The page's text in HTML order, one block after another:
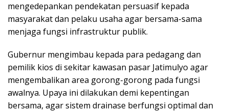
mengedepankan pendekatan persuasif kepada
masyarakat dan pelaku usaha agar bersama-sama
menjaga fungsi infrastruktur publik.
Gubernur mengimbau kepada para pedagang dan
pemilik kios di sekitar kawasan pasar Jatimulyo agar
mengembalikan area gorong-gorong pada fungsi
awalnya. Upaya ini dilakukan demi kepentingan
bersama, agar sistem drainase berfungsi optimal dan